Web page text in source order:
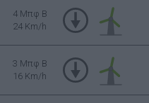
4 Μπφ B
24 Km/h
3 Μπφ B
16 Km/h